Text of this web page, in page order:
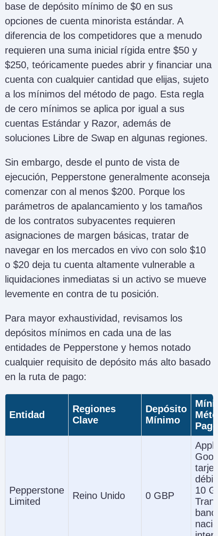
base de depósito mínimo de $0 en sus
opciones de cuenta minorista estándar. A
diferencia de los competidores que a menudo
requieren una suma inicial rígida entre $50 y
$250, teóricamente puedes abrir y financiar una
cuenta con cualquier cantidad que elijas, sujeto
a los mínimos del método de pago. Esta regla
de cero mínimos se aplica por igual a sus
cuentas Estándar y Razor, además de
soluciones Libre de Swap en algunas regiones.
Sin embargo, desde el punto de vista de
ejecución, Pepperstone generalmente aconseja
comenzar con al menos $200. Porque los
parámetros de apalancamiento y los tamaños
de los contratos subyacentes requieren
asignaciones de margen básicas, tratar de
navegar en los mercados en vivo con solo $10
o $20 deja tu cuenta altamente vulnerable a
liquidaciones inmediatas si un activo se mueve
levemente en contra de tu posición.
Para mayor exhaustividad, revisamos los
depósitos mínimos en cada una de las
entidades de Pepperstone y hemos notado
cualquier requisito de depósito más alto basado
en la ruta de pago:
Entidad
Regiones
Clave
Depósito
Mínimo
Pago
Pepperstone
Limited
Reino Unido 0 GBP
10